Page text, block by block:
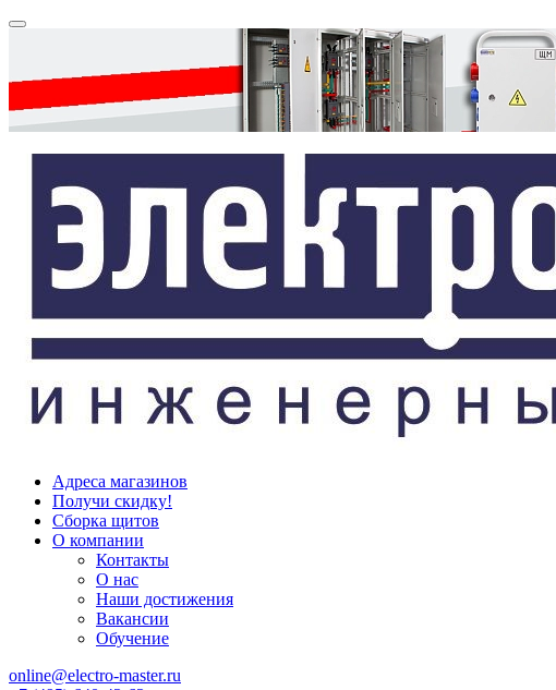
Адреса магазинов
Получи скидку!
Сборка щитов
О компании
Контакты
О нас
Наши достижения
Вакансии
Обучение
online@electro-master.ru